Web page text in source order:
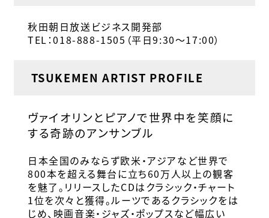
秋田朝日放送ビジネス開発部
TEL：018-888-1505（平日9:30～17:00）
TSUKEMEN ARTIST PROFILE
ヴァイオリンとピアノで世界中を笑顔に
する奇跡のアンサンブル
日本全国のみならず欧米・アジアなど世界で
800本を超える舞台に立ち60万人以上の観客
を魅了。リリースしたCDはクラシック・チャート
1位を次々と獲得。ルーツであるクラシックをは
じめ、映画音楽・ジャズ・ポップスなど幅広い